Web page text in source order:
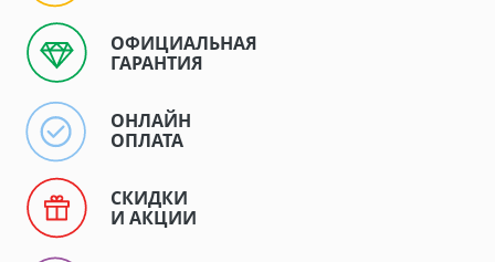
ОФИЦИАЛЬНАЯ
ГАРАНТИЯ
ОНЛАЙН
ОПЛАТА
СКИДКИ
И АКЦИИ